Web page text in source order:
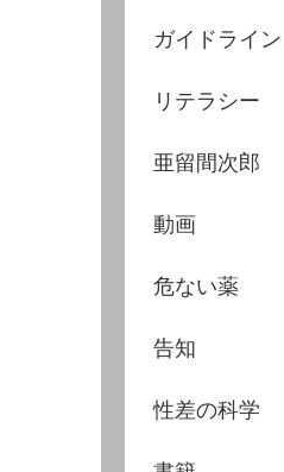
ガイドライン
リテラシー
亜留間次郎
動画
危ない薬
告知
性差の科学